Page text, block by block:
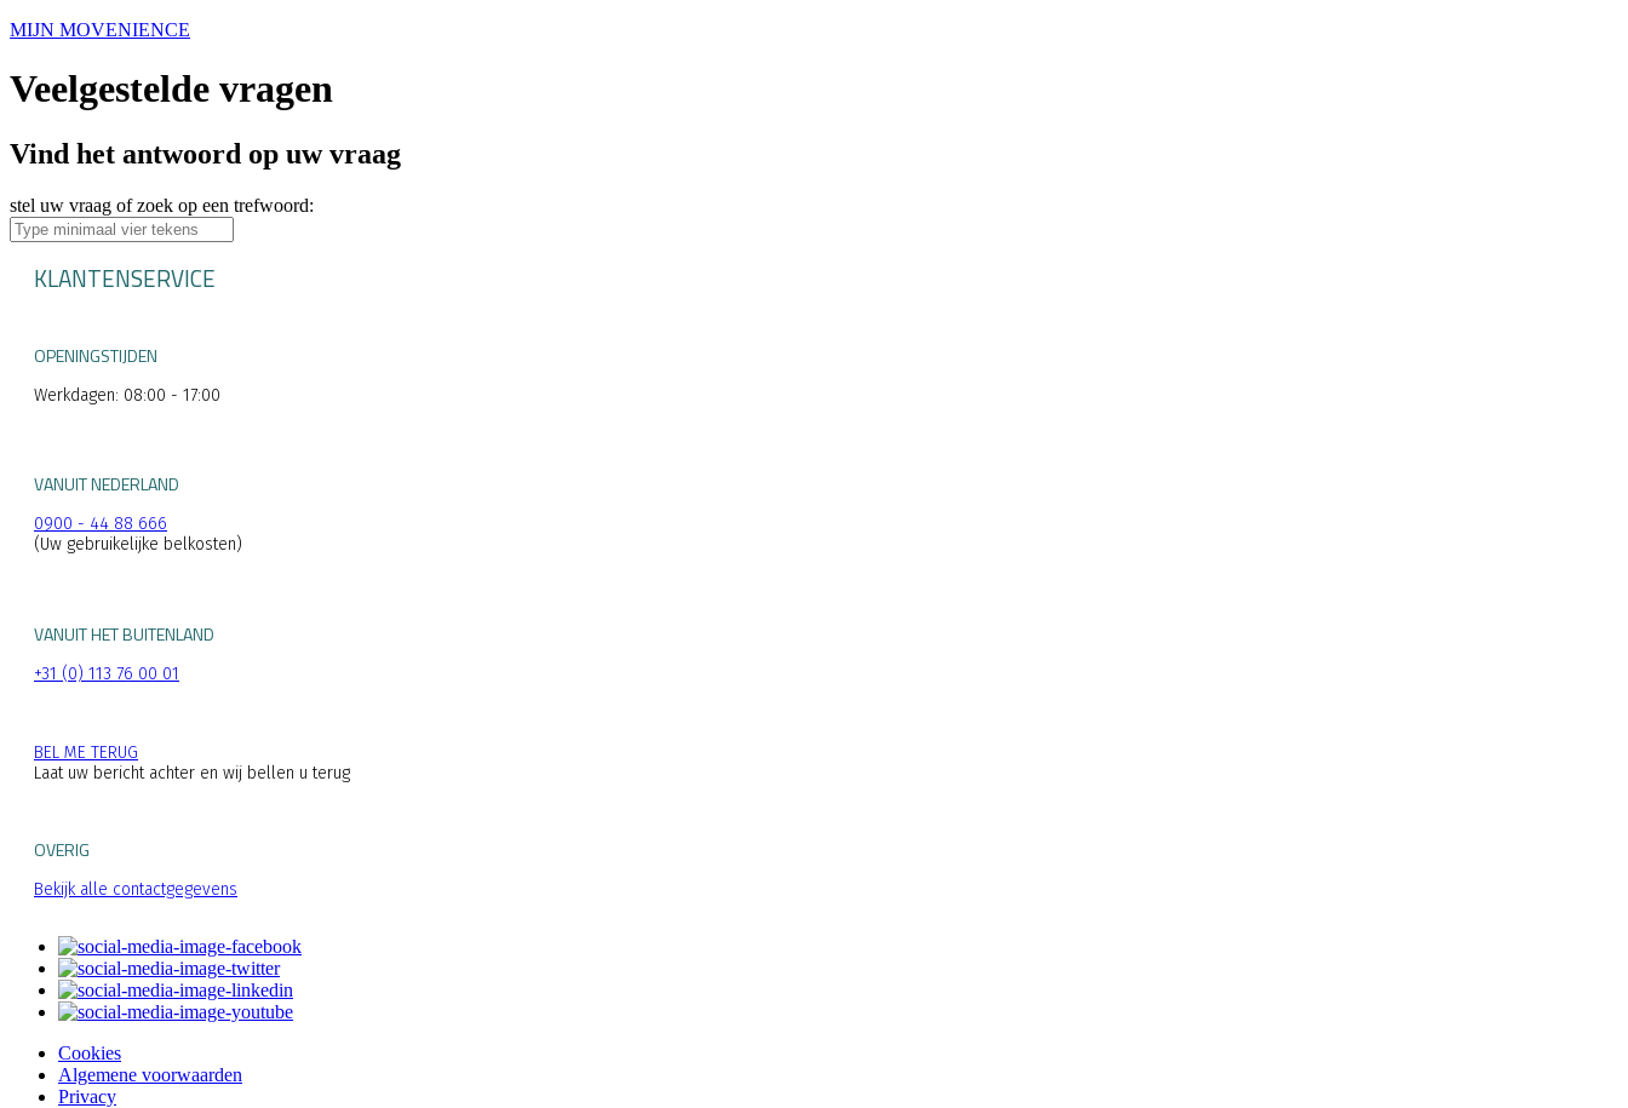
MIJN MOVENIENCE
Veelgestelde vragen
Vind het antwoord op uw vraag
stel uw vraag of zoek op een trefwoord:
KLANTENSERVICE
OPENINGSTIJDEN
Werkdagen: 08:00 - 17:00
VANUIT NEDERLAND
0900 - 44 88 666
(Uw gebruikelijke belkosten)
VANUIT HET BUITENLAND
+31 (0) 113 76 00 01
BEL ME TERUG
Laat uw bericht achter en wij bellen u terug
OVERIG
Bekijk alle contactgegevens
Cookies
Algemene voorwaarden
Privacy